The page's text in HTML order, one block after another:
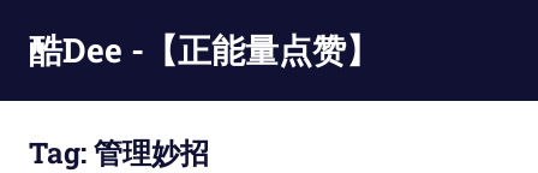
content
酷Dee -【正能量点赞】
最
Tag:管理妙招